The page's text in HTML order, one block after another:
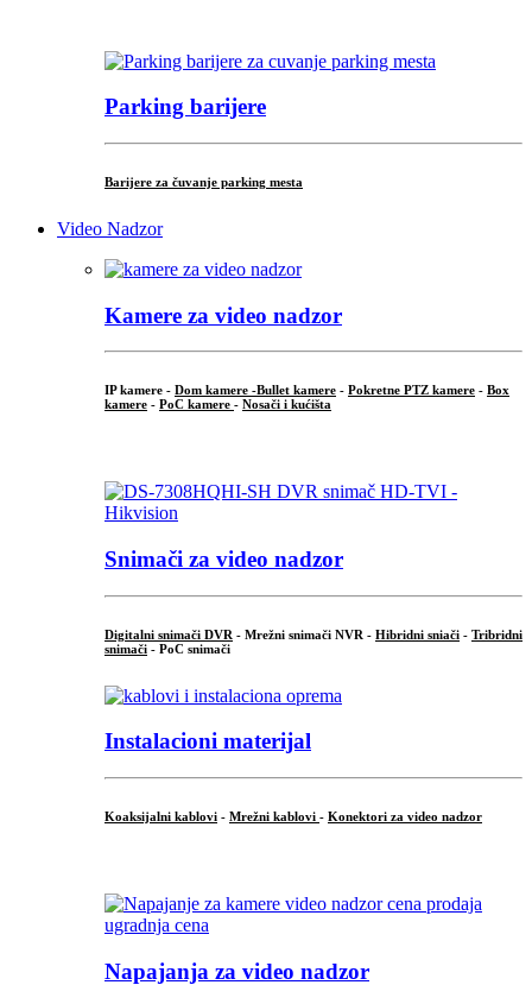
Parking barijere
Barijere za čuvanje parking mesta
Video Nadzor
Kamere za video nadzor
IP kamere - Dom kamere -Bullet kamere - Pokretne PTZ kamere - Box
kamere - PoC kamere - Nosači i kućišta
Snimači za video nadzor
Digitalni snimači DVR - Mrežni snimači NVR - Hibridni sniači - Tribridni
snimači - PoC snimači
Instalacioni materijal
Koaksijalni kablovi - Mrežni kablovi - Konektori za video nadzor
Napajanja za video nadzor